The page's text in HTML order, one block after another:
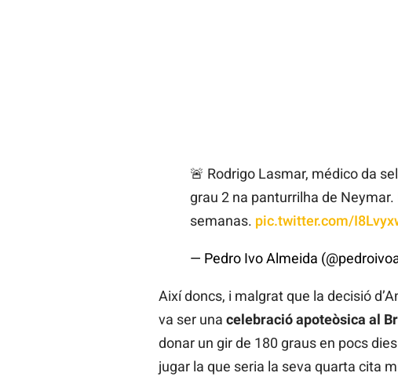
🚨 Rodrigo Lasmar, médico da
grau 2 na panturrilha de
semanas. pic.twitter.com/
— Pedro Ivo Almeida
Així doncs, i malgrat que la decisió
va ser una celebració apoteòsica al
donar un gir de 180 graus en pocs
jugar la que seria la seva quarta cita